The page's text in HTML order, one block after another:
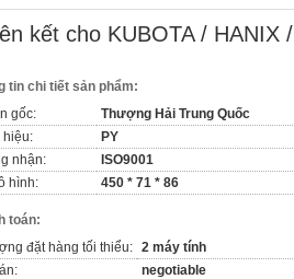
kết cho KUBOTA / HANIX /
tin chi tiết sản phẩm:
gốc:
Thượng Hải Trung Quốc
hiệu:
PY
nhận:
ISO9001
hình:
450 * 71 * 86
toán:
đặt hàng tối thiểu: 2 máy tính
negotiable